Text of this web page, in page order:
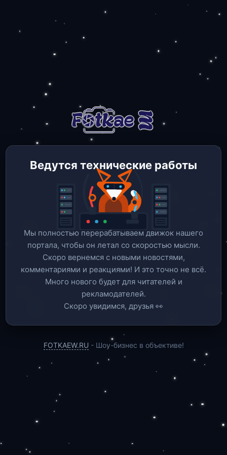
Ведутся технические работы
Мы полностью перерабатываем движок нашего
портала, чтобы он летал со скоростью мысли.
Скоро вернемся c новыми новостями,
комментариями и реакциями! И это точно не всё.
Много нового будет для читателей и
рекламодателей.
Скоро увидимся, друзья 👀
FOTKAEW.RU - Шоу-бизнес в объективе!